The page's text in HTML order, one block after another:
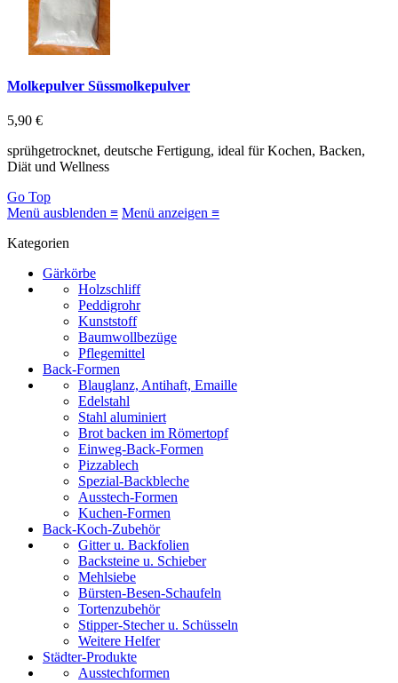
Molkepulver Süssmolkepulver
5,90 €
sprühgetrocknet, deutsche Fertigung, ideal für Kochen, Backen,
Diät und Wellness
Go Top
Menü ausblenden ≡ Menü anzeigen ≡
Kategorien
Gärkörbe
Holzschliff
Peddigrohr
Kunststoff
Baumwollbezüge
Pflegemittel
Back-Formen
Blauglanz, Antihaft, Emaille
Edelstahl
Stahl aluminiert
Brot backen im Römertopf
Einweg-Back-Formen
Pizzablech
Spezial-Backbleche
Ausstech-Formen
Kuchen-Formen
Back-Koch-Zubehör
Gitter u. Backfolien
Backsteine u. Schieber
Mehlsiebe
Bürsten-Besen-Schaufeln
Tortenzubehör
Stipper-Stecher u. Schüsseln
Weitere Helfer
Städter-Produkte
Ausstechformen